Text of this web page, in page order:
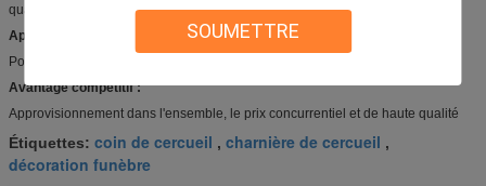
SOUMETTRE
quantité de minute : 100sets
Applications :
Poignée et décoration en bois ou en métal de cercueil
Avantage compétitif :
Approvisionnement dans l'ensemble, le prix concurrentiel et de haute qualité
Étiquettes: coin de cercueil , charnière de cercueil ,
décoration funèbre